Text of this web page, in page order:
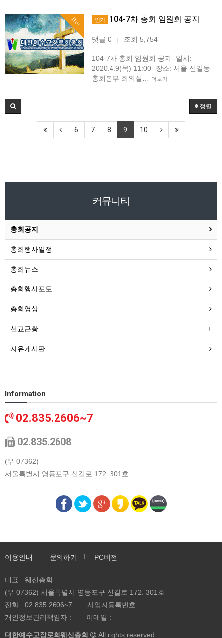
Hot 인기 104-7차 총회 임원회 공지
댓글 0 | 조회 5,754
104-7차 총회 임원회 공지 -일시:
2020.4.9(목) 11:00 -장소: 서울 신길동
총회본부 회의실…
더보기
정렬
6 7 8 9 10
커뮤니티
총회공지
총회행사일정
총회뉴스
총회행사포토
총회영상
선교근황
자유게시판
Information
02.835.2606~7
02.835.2608
(우 07362)
서울특별시 영등포구 신길로 172. 301호
이용안내 문의하기 PC버전
대표 : 웨신총회
(우 07362) 서울특별시 영등포구 신길로 172. 301호
전화 : 02.835.2606~7
사업자등록번호 :
개인정보관리책임자 :
이메일 :
대한예수교장로회웨신총회 All rights reserved.